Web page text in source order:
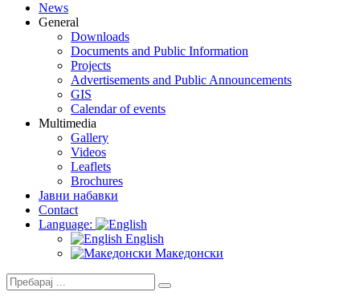
News
General
Downloads
Documents and Public Information
Projects
Advertisements and Public Announcements
GIS
Calendar of events
Multimedia
Gallery
Videos
Leaflets
Brochures
Јавни набавки
Contact
Language:
English
Македонски